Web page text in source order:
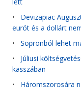
lett
• Devizapiac
eurót és a dollárt
• Sopronból lehet
• Júliusi
kasszában
• Háromszorosára